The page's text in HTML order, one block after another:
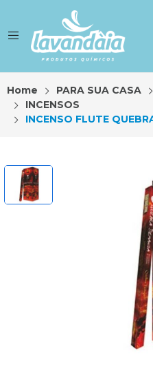
Home PARA SUA CASA
INCENSOS
INCENSO FLUTE